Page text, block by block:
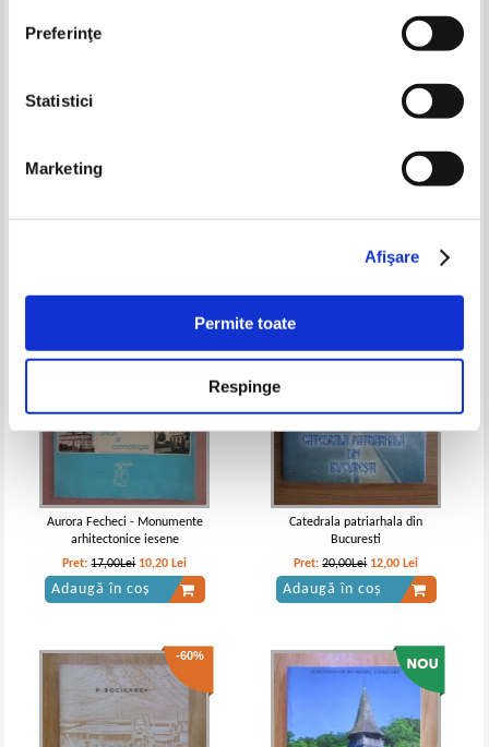
Preferinţe
Statistici
Marketing
Afişare
Permite toate
Respinge
Adaugă în coș
Borsec. Sovata. Tusnad
Adaugă în coș
Aurora Fecheci - Monumente
arhitectonice iesene
Pret:17,00Lei 10,20 Lei
Adaugă în coș
Catedrala patriarhala din
Bucuresti
Pret:20,00Lei 12,00 Lei
Adaugă în coș
-60%